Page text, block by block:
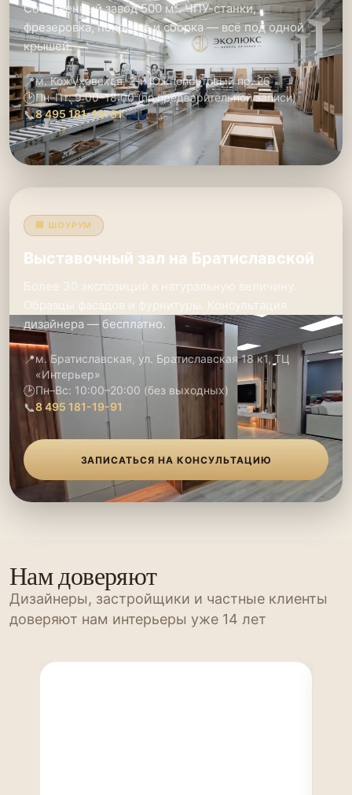
Собственный завод 500 м². ЧПУ-станки,
фрезеровка, покраска и сборка — всё под одной
крышей.
📍м. Кожуховская, 2-й Южнопортовый пр. 26
🕑Пн–Пт: 9:00–18:00 (по предварительной записи)
📞8 495 181-19-91
🏢 ШОУРУМ
Выставочный зал на Братиславской
Более 30 экспозиций в натуральную величину.
Образцы фасадов и фурнитуры. Консультация
дизайнера — бесплатно.
📍м. Братиславская, ул. Братиславская 18 к1, ТЦ
«Интерьер»
🕑Пн–Вс: 10:00–20:00 (без выходных)
📞8 495 181-19-91
ЗАПИСАТЬСЯ НА КОНСУЛЬТАЦИЮ
Нам доверяют
Дизайнеры, застройщики и частные клиенты
доверяют нам интерьеры уже 14 лет